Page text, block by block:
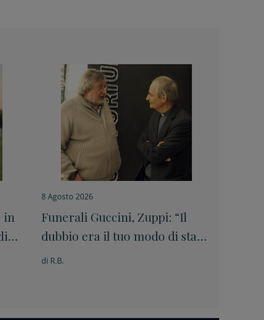
in
8 Agosto 2026
Funerali Guccini, Zuppi: “Il
dubbio era il tuo modo di stare
davanti alle cose senza barare”
di R.B.